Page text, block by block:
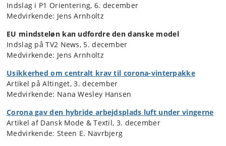
Indslag i P1 Orientering, 6. december
Medvirkende: Jens Arnholtz
EU mindsteløn kan udfordre den danske model
Indslag på TV2 News, 5. december
Medvirkende: Jens Arnholtz
Usikkerhed om centralt krav til corona-vinterpakke
Artikel på Altinget, 3. december
Medvirkende: Nana Wesley Hansen
Corona gav den hybride arbejdsplads luft under vingerne
Artikel af Dansk Mode & Textil, 3. december
Medvirkende: Steen E. Navrbjerg